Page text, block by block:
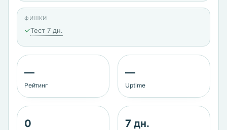
ФИШКИ
✓Тест 7 дн.
—
Рейтинг
—
Uptime
0 7 дн.